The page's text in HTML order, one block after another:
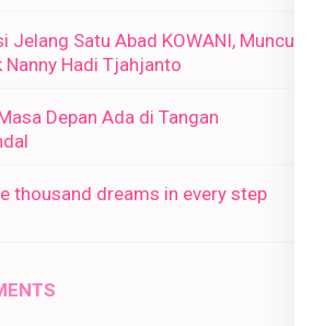
Jelang Satu Abad KOWANI, Muncul
Nanny Hadi Tjahjanto
Depan Ada di Tangan
thousand dreams in every step